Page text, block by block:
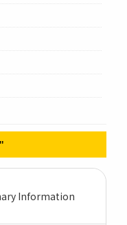
Information